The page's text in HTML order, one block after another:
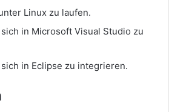
Linux zu laufen.
in Microsoft Visual Studio zu
in Eclipse zu integrieren.